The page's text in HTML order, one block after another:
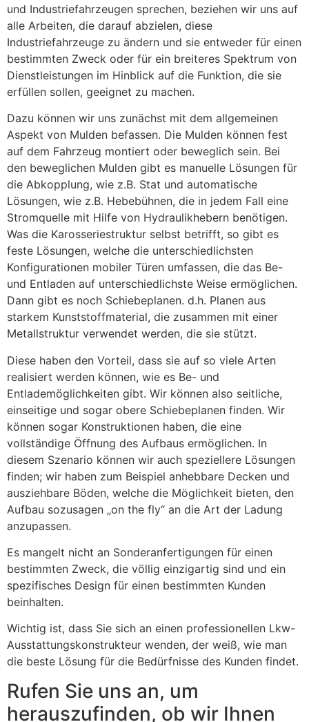
und Industriefahrzeugen sprechen, beziehen wir uns auf
alle Arbeiten, die darauf abzielen, diese
Industriefahrzeuge zu ändern und sie entweder für einen
bestimmten Zweck oder für ein breiteres Spektrum von
Dienstleistungen im Hinblick auf die Funktion, die sie
erfüllen sollen, geeignet zu machen.
Dazu können wir uns zunächst mit dem allgemeinen
Aspekt von Mulden befassen. Die Mulden können fest
auf dem Fahrzeug montiert oder beweglich sein. Bei
den beweglichen Mulden gibt es manuelle Lösungen für
die Abkopplung, wie z.B. Stat und automatische
Lösungen, wie z.B. Hebebühnen, die in jedem Fall eine
Stromquelle mit Hilfe von Hydraulikhebern benötigen.
Was die Karosseriestruktur selbst betrifft, so gibt es
feste Lösungen, welche die unterschiedlichsten
Konfigurationen mobiler Türen umfassen, die das Be-
und Entladen auf unterschiedlichste Weise ermöglichen.
Dann gibt es noch Schiebeplanen. d.h. Planen aus
starkem Kunststoffmaterial, die zusammen mit einer
Metallstruktur verwendet werden, die sie stützt.
Diese haben den Vorteil, dass sie auf so viele Arten
realisiert werden können, wie es Be- und
Entlademöglichkeiten gibt. Wir können also seitliche,
einseitige und sogar obere Schiebeplanen finden. Wir
können sogar Konstruktionen haben, die eine
vollständige Öffnung des Aufbaus ermöglichen. In
diesem Szenario können wir auch speziellere Lösungen
finden; wir haben zum Beispiel anhebbare Decken und
ausziehbare Böden, welche die Möglichkeit bieten, den
Aufbau sozusagen „on the fly“ an die Art der Ladung
anzupassen.
Es mangelt nicht an Sonderanfertigungen für einen
bestimmten Zweck, die völlig einzigartig sind und ein
spezifisches Design für einen bestimmten Kunden
beinhalten.
Wichtig ist, dass Sie sich an einen professionellen Lkw-
Ausstattungskonstrukteur wenden, der weiß, wie man
die beste Lösung für die Bedürfnisse des Kunden findet.
Rufen Sie uns an, um
herauszufinden, ob wir Ihnen